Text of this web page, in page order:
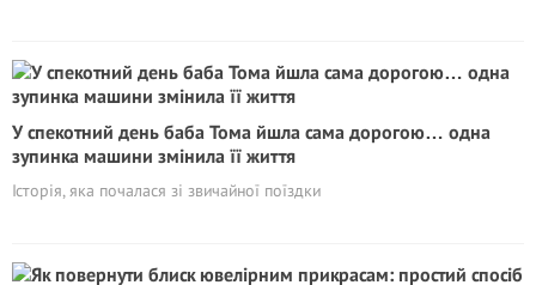
У спекотний день баба Тома йшла сама дорогою… одна
зупинка машини змінила її життя
Історія, яка почалася зі звичайної поїздки